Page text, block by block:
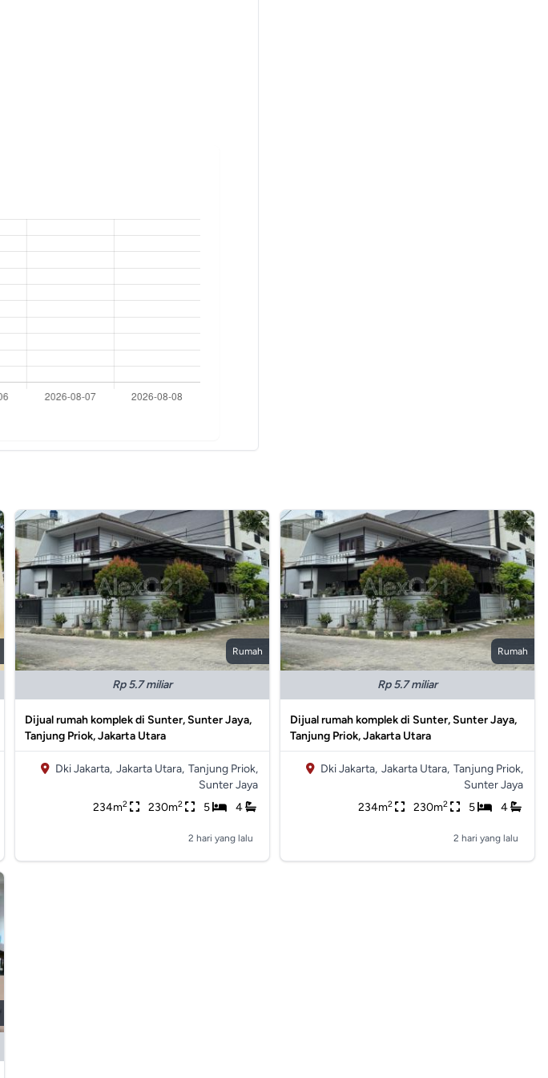
Rumah
Rp 5.7 miliar
Dijual rumah komplek di Sunter, Sunter Jaya,
Tanjung Priok, Jakarta Utara
Dki Jakarta, Jakarta Utara, Tanjung Priok,
Sunter Jaya
234m2 230m2 5 4
2 hari yang lalu
Rumah
Rp 5.7 miliar
Dijual rumah komplek di Sunter, Sunter Jaya,
Tanjung Priok, Jakarta Utara
Dki Jakarta, Jakarta Utara, Tanjung Priok,
Sunter Jaya
234m2 230m2 5 4
2 hari yang lalu